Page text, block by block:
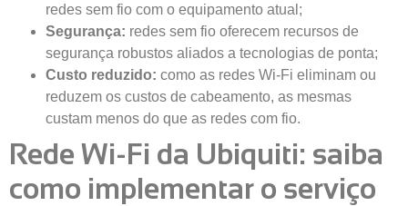
redes sem fio com o equipamento atual;
Segurança: redes sem fio oferecem recursos de
segurança robustos aliados a tecnologias de ponta;
Custo reduzido: como as redes Wi-Fi eliminam ou
reduzem os custos de cabeamento, as mesmas
custam menos do que as redes com fio.
Rede Wi-Fi da Ubiquiti: saiba
como implementar o serviço